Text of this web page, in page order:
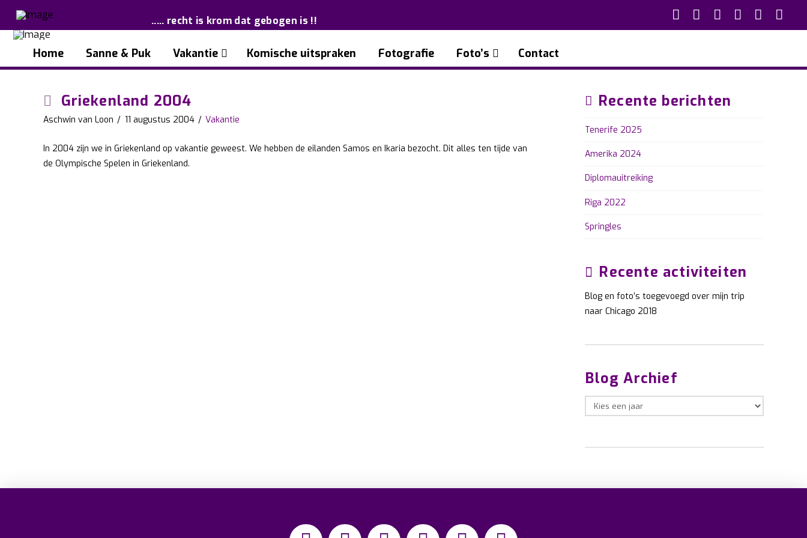
..... recht is krom dat gebogen is !!
Home Sanne & Puk Vakantie Komische uitspraken Fotografie Foto’s Contact
Griekenland 2004
Aschwin van Loon 11 augustus 2004 Vakantie
In 2004 zijn we in Griekenland op vakantie geweest. We hebben de eilanden Samos en Ikaria bezocht. Dit alles ten tijde van
de Olympische Spelen in Griekenland.
Recente berichten
Tenerife 2025
Amerika 2024
Diplomauitreiking
Riga 2022
Springles
Recente activiteiten
Blog en foto’s toegevoegd over mijn trip
naar Chicago 2018
Blog Archief